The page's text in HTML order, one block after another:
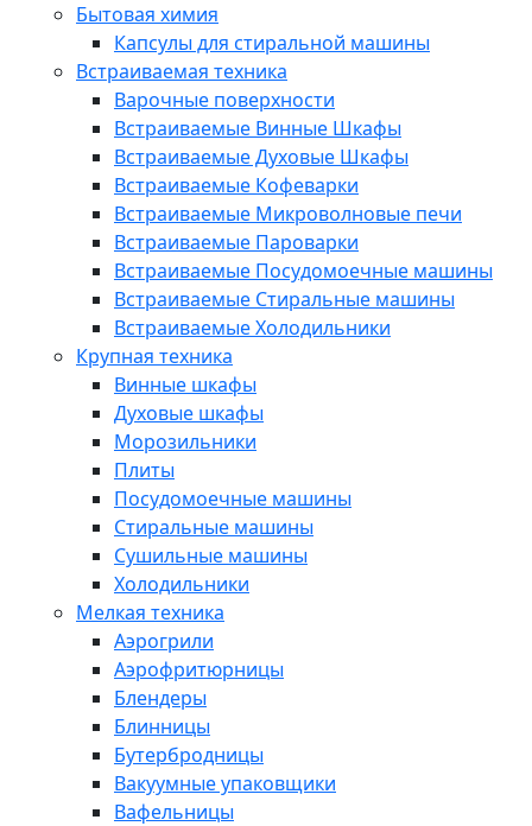
Бытовая химия
Капсулы для стиральной машины
Встраиваемая техника
Варочные поверхности
Встраиваемые Винные Шкафы
Встраиваемые Духовые Шкафы
Встраиваемые Кофеварки
Встраиваемые Микроволновые печи
Встраиваемые Пароварки
Встраиваемые Посудомоечные машины
Встраиваемые Стиральные машины
Встраиваемые Холодильники
Крупная техника
Винные шкафы
Духовые шкафы
Морозильники
Плиты
Посудомоечные машины
Стиральные машины
Сушильные машины
Холодильники
Мелкая техника
Аэрогрили
Аэрофритюрницы
Блендеры
Блинницы
Бутербродницы
Вакуумные упаковщики
Вафельницы